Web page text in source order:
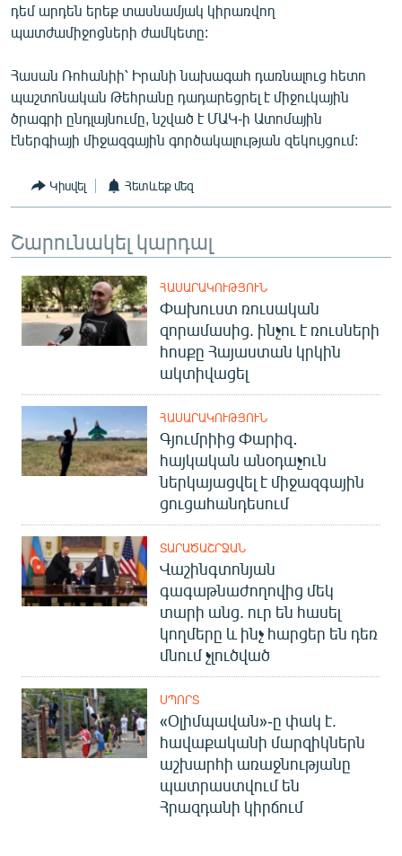
Հայերեն
English
Русский
ՀԵՏԵՎԵՔ ՄԵԶ
դեմ արդեն երեք տասնամյակ կիրառվող
պատժամիջոցների ժամկետը:
Հասան Ռոհանիի՝ Իրանի նախագահ դառնալուց հետո
պաշտոնական Թեհրանը դադարեցրել է միջուկային
ծրագրի ընդլայնումը, նշված է ՄԱԿ-ի Ատոմային
էներգիայի միջազգային գործակալության զեկույցում:
Կիսվել Հետևեք մեզ
Շարունակել կարդալ
ՀԱՍԱՐԱԿՈՒԹՅՈՒՆ
Փախուստ ռուսական
զորամասից. ինչու է ռուսների
հոսքը Հայաստան կրկին
ակտիվացել
ՀԱՍԱՐԱԿՈՒԹՅՈՒՆ
Գյումրիից Փարիզ․
հայկական անօդաչուն
ներկայացվել է միջազգային
ցուցահանդեսում
ՏԱՐԱԾԱՇՐՋԱՆ
Վաշինգտոնյան
գագաթնաժողովից մեկ
տարի անց. ուր են հասել
կողմերը և ինչ հարցեր են դեռ
մնում չլուծված
ՍՊՈՐՏ
«Օլիմպավան»-ը փակ է.
հավաքականի մարզիկներն
աշխարհի առաջնությանը
պատրաստվում են
Հրազդանի կիրճում